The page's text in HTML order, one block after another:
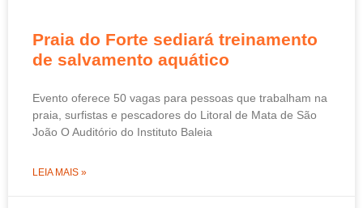
Praia do Forte sediará treinamento
de salvamento aquático
Evento oferece 50 vagas para pessoas que trabalham na
praia, surfistas e pescadores do Litoral de Mata de São
João O Auditório do Instituto Baleia
LEIA MAIS »